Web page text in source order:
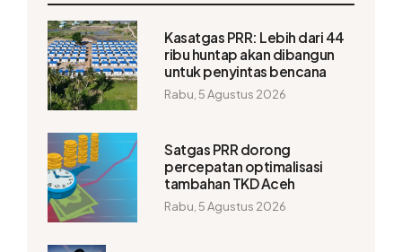
Kasatgas PRR: Lebih dari 44
ribu huntap akan dibangun
untuk penyintas bencana
Rabu, 5 Agustus 2026
Satgas PRR dorong
percepatan optimalisasi
tambahan TKD Aceh
Rabu, 5 Agustus 2026